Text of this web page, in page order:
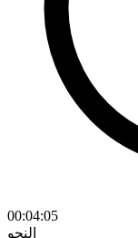
00:04:05
النحو